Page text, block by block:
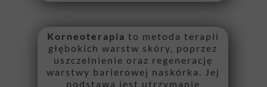
Korneoterapia to metoda terapii
głębokich warstw skóry, poprzez
uszczelnienie oraz regenerację
warstwy barierowej naskórka. Jej
podstawą jest utrzymanie